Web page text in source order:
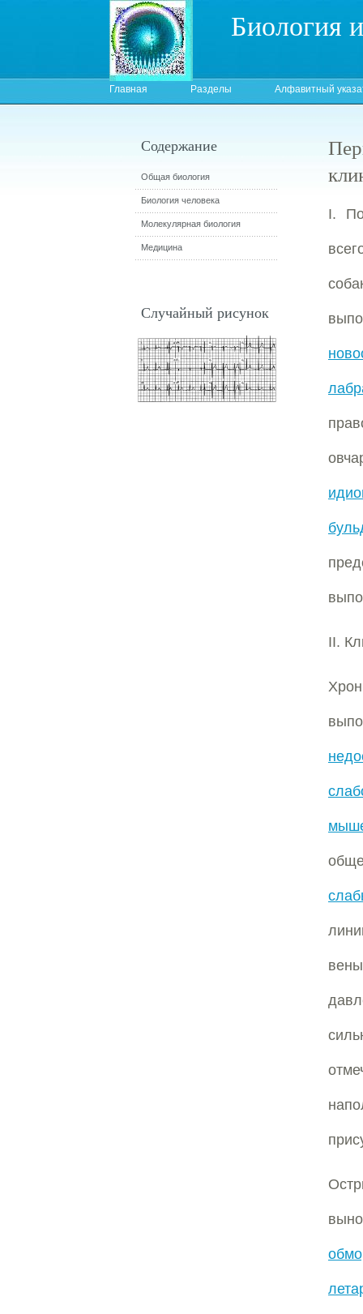
Биология
Главная Разделы Алфавитный
I.
II.
Содержание
Общая биология
Биология человека
Молекулярная биология
Медицина
Случайный рисунок